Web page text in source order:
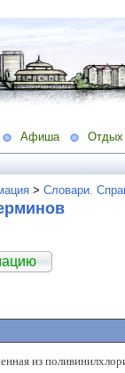
Афиша Отдых
> Словари.
из